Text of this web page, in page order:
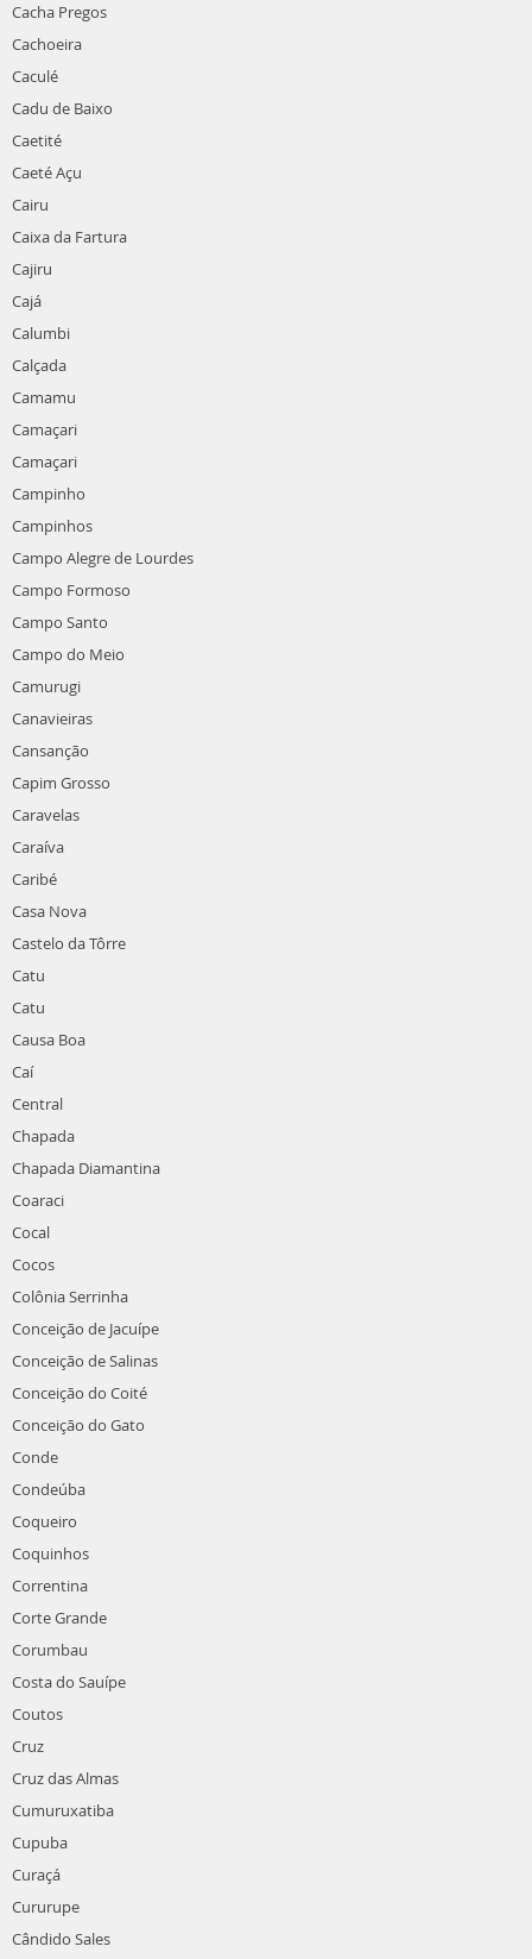
Cacha Pregos
Cachoeira
Caculé
Cadu de Baixo
Caetité
Caeté Açu
Cairu
Caixa da Fartura
Cajiru
Cajá
Calumbi
Calçada
Camamu
Camaçari
Camaçari
Campinho
Campinhos
Campo Alegre de Lourdes
Campo Formoso
Campo Santo
Campo do Meio
Camurugi
Canavieiras
Cansanção
Capim Grosso
Caravelas
Caraíva
Caribé
Casa Nova
Castelo da Tôrre
Catu
Catu
Causa Boa
Caí
Central
Chapada
Chapada Diamantina
Coaraci
Cocal
Cocos
Colônia Serrinha
Conceição de Jacuípe
Conceição de Salinas
Conceição do Coité
Conceição do Gato
Conde
Condeúba
Coqueiro
Coquinhos
Correntina
Corte Grande
Corumbau
Costa do Sauípe
Coutos
Cruz
Cruz das Almas
Cumuruxatiba
Cupuba
Curaçá
Cururupe
Cândido Sales